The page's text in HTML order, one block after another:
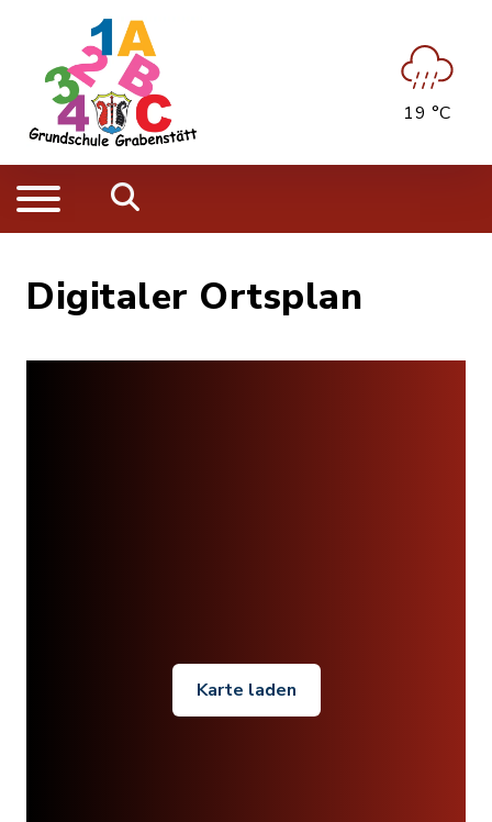
19 °C
Digitaler Ortsplan
Karte laden